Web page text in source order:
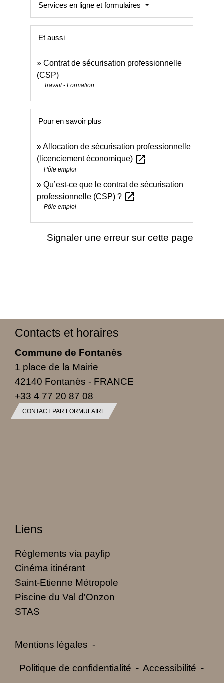
Services en ligne et formulaires
Et aussi
Contrat de sécurisation professionnelle
(CSP)
Travail - Formation
Pour en savoir plus
Allocation de sécurisation professionnelle
(licenciement économique) open_in_new
Pôle emploi
Qu’est-ce que le contrat de sécurisation
professionnelle (CSP) ? open_in_new
Pôle emploi
Signaler une erreur sur cette page
Contacts et horaires
Commune de Fontanès
1 place de la Mairie
42140 Fontanès - FRANCE
+33 4 77 20 87 08
CONTACT PAR FORMULAIRE
Liens
Règlements via payfip
Cinéma itinérant
Saint-Etienne Métropole
Piscine du Val d'Onzon
STAS
Mentions légales -
Politique de confidentialité - Accessibilité -